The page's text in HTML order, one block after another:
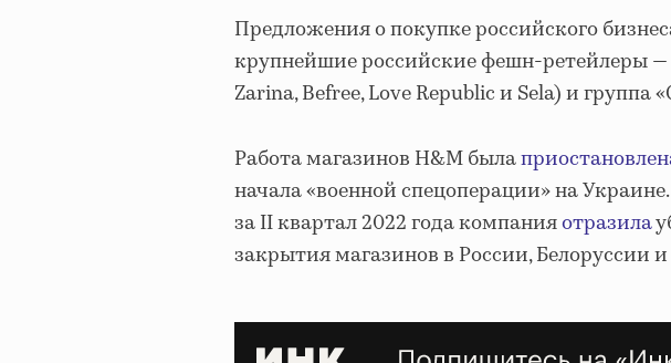
Предложения о покупке российского
крупнейшие российские фешн-ретейлеры
Zarina, Befree, Love Republic и Sela) и группа
Работа магазинов H&M была
начала «военной спецоперации» на
за II квартал 2022 года компанияотразила
закрытия магазинов в России, Белоруссии